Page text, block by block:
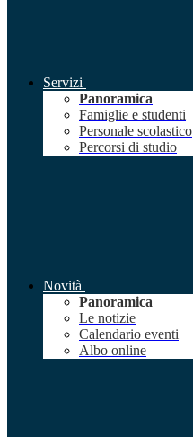
Servizi
Panoramica
Famiglie e studenti
Personale scolastico
Percorsi di studio
Novità
Panoramica
Le notizie
Calendario eventi
Albo online